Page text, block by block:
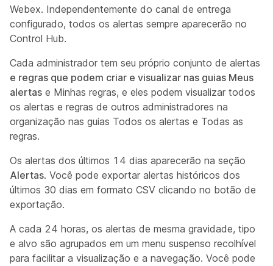
Webex. Independentemente do canal de entrega
configurado, todos os alertas sempre aparecerão no
Control Hub.
Cada administrador tem seu próprio conjunto de alertas
e regras que podem criar e visualizar nas guias Meus
alertas e Minhas regras, e eles podem visualizar todos
os alertas e regras de outros administradores na
organização nas guias Todos os alertas e Todas as
regras.
Os alertas dos últimos 14 dias aparecerão na seção
Alertas. Você pode exportar alertas históricos dos
últimos 30 dias em formato CSV clicando no botão de
exportação.
A cada 24 horas, os alertas de mesma gravidade, tipo
e alvo são agrupados em um menu suspenso recolhível
para facilitar a visualização e a navegação. Você pode